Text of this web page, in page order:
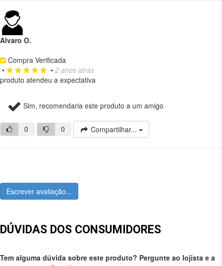
Alvaro O.
Compra Verificada
•
• 2 anos atrás
produto atendeu a expectativa
Sim, recomendaria este produto a um amigo
0 0 Compartilhar...
Escrever avaliação...
DÚVIDAS DOS CONSUMIDORES
Tem alguma dúvida sobre este produto? Pergunte ao lojista e a